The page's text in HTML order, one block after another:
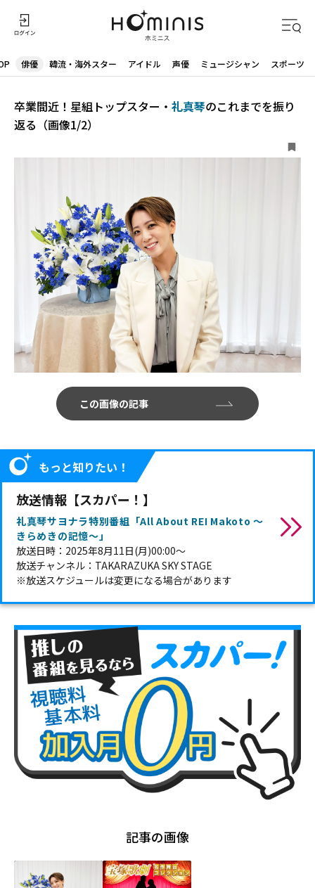
俳優 韓流・海外スター アイドル 声優 ミュージシャン スポーツ
卒業間近！星組トップスター・ 礼真琴のこれまでを振り
返る（画像1/2）
この画像の記事
もっと知りたい！
放送情報【スカパー！】
礼真琴サヨナラ特別番組「All About REI Makoto ～
きらめきの記憶～」
放送日時：2025年8月11日(月)00:00～
放送チャンネル：TAKARAZUKA SKY STAGE
※放送スケジュールは変更になる場合があります
記事の画像